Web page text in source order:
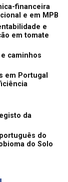
financeira
e em MPB
e
em tomate
caminhos
em Portugal
da
do
do Solo